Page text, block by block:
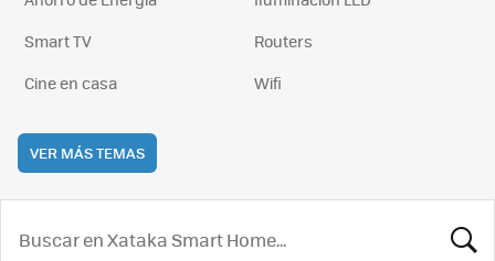
Smart TV
Routers
Cine en casa
Wifi
VER MÁS TEMAS